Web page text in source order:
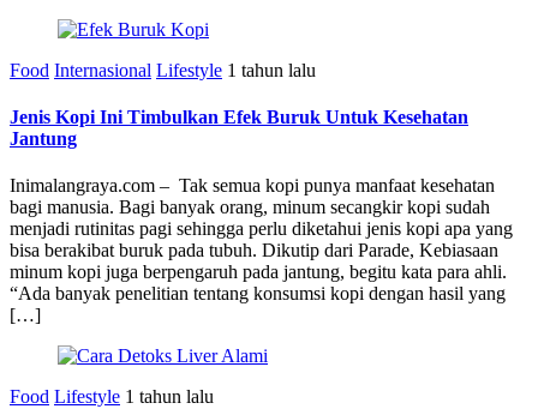
Food Internasional Lifestyle 1 tahun lalu
Jenis Kopi Ini Timbulkan Efek Buruk Untuk Kesehatan
Jantung
Inimalangraya.com – Tak semua kopi punya manfaat kesehatan
bagi manusia. Bagi banyak orang, minum secangkir kopi sudah
menjadi rutinitas pagi sehingga perlu diketahui jenis kopi apa yang
bisa berakibat buruk pada tubuh. Dikutip dari Parade, Kebiasaan
minum kopi juga berpengaruh pada jantung, begitu kata para ahli.
“Ada banyak penelitian tentang konsumsi kopi dengan hasil yang
[…]
Food Lifestyle 1 tahun lalu